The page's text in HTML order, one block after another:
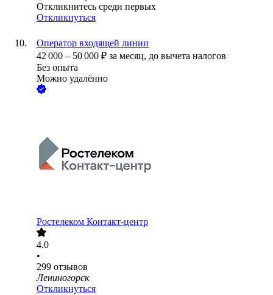
Откликнитесь среди первых
Откликнуться
Оператор входящей линии
42 000 – 50 000 ₽ за месяц, до вычета налогов
Без опыта
Можно удалённо
Ростелеком Контакт-центр
4.0
•
299 отзывов
Лениногорск
Откликнуться